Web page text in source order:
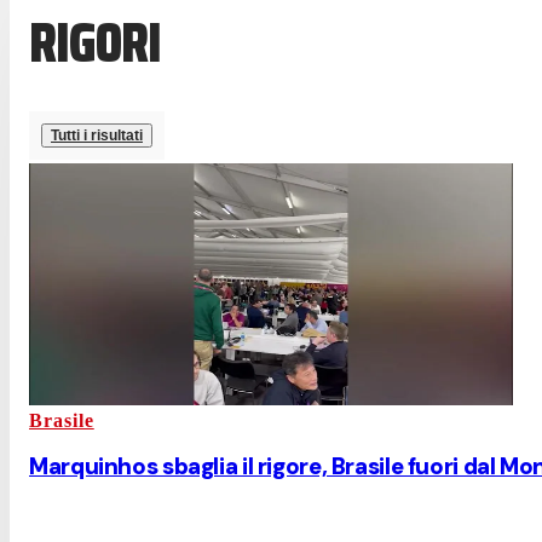
RIGORI
Tutti i risultati
Brasile
Marquinhos sbaglia il rigore, Brasile fuori dal